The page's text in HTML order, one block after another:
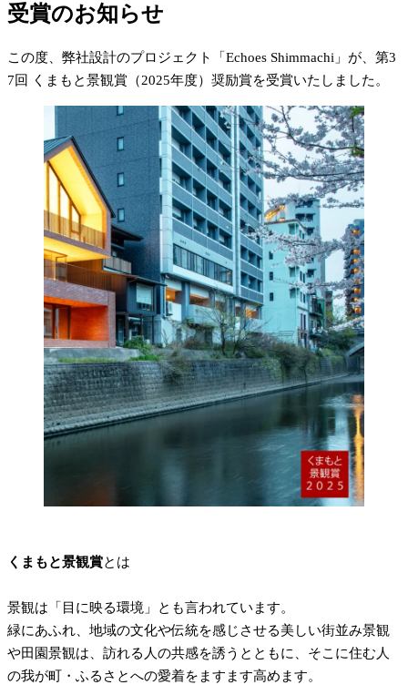
受賞のお知らせ
この度、弊社設計のプロジェクト「Echoes Shimmachi」が、第3
7回 くまもと景観賞（2025年度）奨励賞を受賞いたしました。
くまもと景観賞とは
景観は「目に映る環境」とも言われています。
緑にあふれ、地域の文化や伝統を感じさせる美しい街並み景観
や田園景観は、訪れる人の共感を誘うとともに、そこに住む人
の我が町・ふるさとへの愛着をますます高めます。